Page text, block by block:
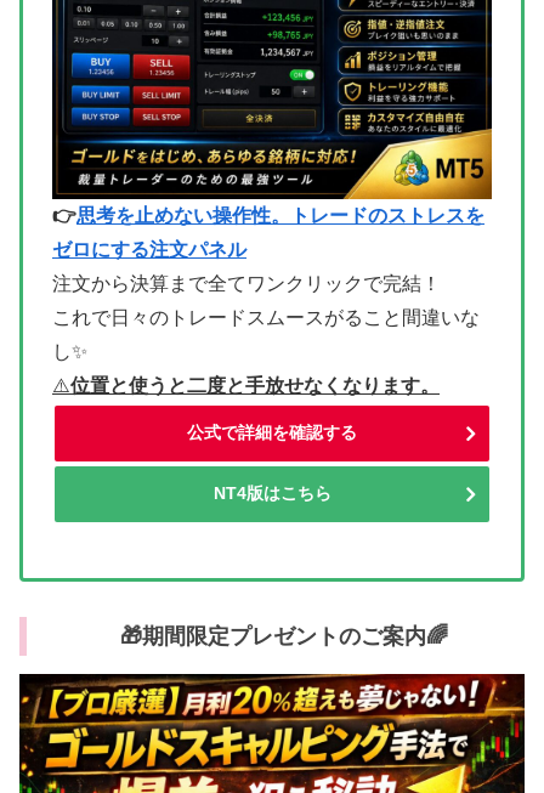
👉思考を止めない操作性。トレードのストレスを
ゼロにする注文パネル
注文から決算まで全てワンクリックで完結！
これで日々のトレードスムースがること間違いな
し✨
⚠️位置と使うと二度と手放せなくなります。
公式で詳細を確認する
NT4版はこちら
🎁期間限定プレゼントのご案内🌈